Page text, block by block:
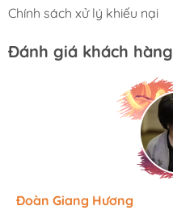
Chính sách xử lý khiếu nại
Đánh giá khách hàng
Hương Suri
Đoàn Giang Hương
Ngọc Anh